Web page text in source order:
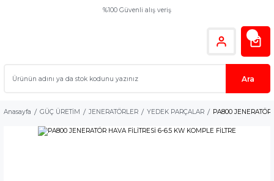
%100 Güvenli alış veriş
Ara
Anasayfa GÜÇ ÜRETİM JENERATÖRLER YEDEK PARÇALAR PA800